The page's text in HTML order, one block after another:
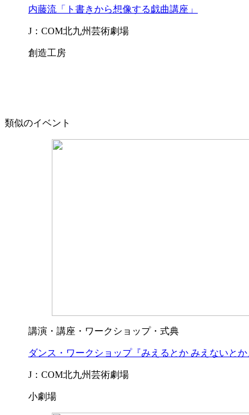
内藤流「ト書きから想像する戯曲講座」
J：COM北九州芸術劇場
創造工房
類似のイベント
講演・講座・ワークショップ・式典
ダンス・ワークショップ『みえるとか みえないとか
J：COM北九州芸術劇場
小劇場